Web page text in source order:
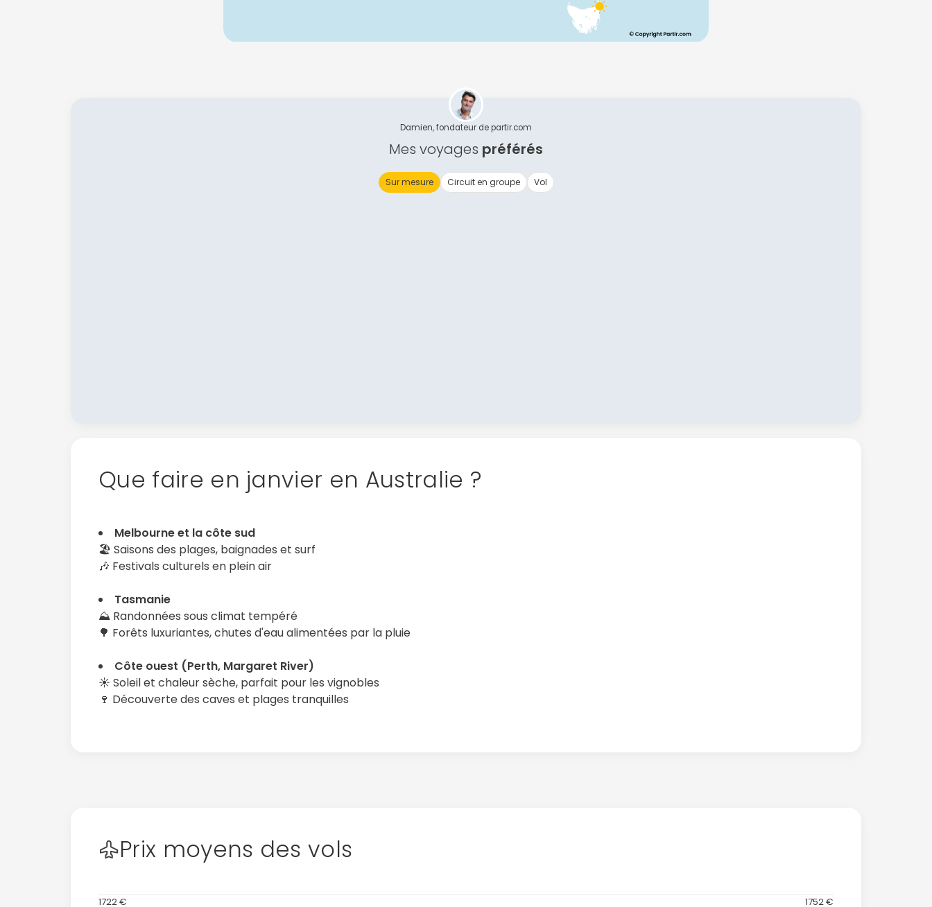
Damien, fondateur de partir.com
Mes voyages préférés
Sur mesure Circuit en groupe Vol
Que faire en janvier en Australie ?
Melbourne et la côte sud
🏖️ Saisons des plages, baignades et surf
🎶 Festivals culturels en plein air
Tasmanie
⛰️ Randonnées sous climat tempéré
🌳 Forêts luxuriantes, chutes d'eau alimentées par la pluie
Côte ouest (Perth, Margaret River)
☀️ Soleil et chaleur sèche, parfait pour les vignobles
🍷 Découverte des caves et plages tranquilles
Prix moyens des vols
1722 € 1752 €
Politique de confidentialité.